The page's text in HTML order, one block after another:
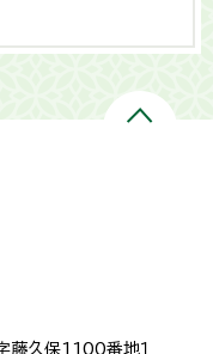
藤久保1100番地１